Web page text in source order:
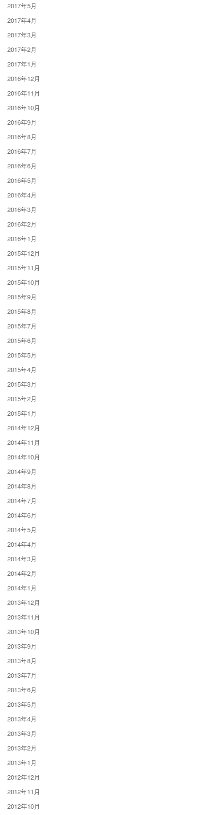
2017年5月
2017年4月
2017年3月
2017年2月
2017年1月
2016年12月
2016年11月
2016年10月
2016年9月
2016年8月
2016年7月
2016年6月
2016年5月
2016年4月
2016年3月
2016年2月
2016年1月
2015年12月
2015年11月
2015年10月
2015年9月
2015年8月
2015年7月
2015年6月
2015年5月
2015年4月
2015年3月
2015年2月
2015年1月
2014年12月
2014年11月
2014年10月
2014年9月
2014年8月
2014年7月
2014年6月
2014年5月
2014年4月
2014年3月
2014年2月
2014年1月
2013年12月
2013年11月
2013年10月
2013年9月
2013年8月
2013年7月
2013年6月
2013年5月
2013年4月
2013年3月
2013年2月
2013年1月
2012年12月
2012年11月
2012年10月